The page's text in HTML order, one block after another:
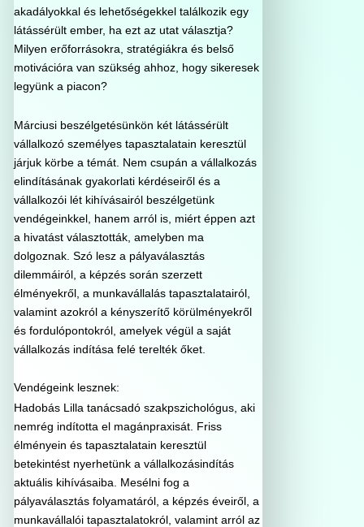
akadályokkal és lehetőségekkel találkozik egy
látássérült ember, ha ezt az utat választja?
Milyen erőforrásokra, stratégiákra és belső
motivációra van szükség ahhoz, hogy sikeresek
legyünk a piacon?
Márciusi beszélgetésünkön két látássérült
vállalkozó személyes tapasztalatain keresztül
járjuk körbe a témát. Nem csupán a vállalkozás
elindításának gyakorlati kérdéseiről és a
vállalkozói lét kihívásairól beszélgetünk
vendégeinkkel, hanem arról is, miért éppen azt
a hivatást választották, amelyben ma
dolgoznak. Szó lesz a pályaválasztás
dilemmáiról, a képzés során szerzett
élményekről, a munkavállalás tapasztalatairól,
valamint azokról a kényszerítő körülményekről
és fordulópontokról, amelyek végül a saját
vállalkozás indítása felé terelték őket.
Vendégeink lesznek:
Hadobás Lilla tanácsadó szakpszichológus, aki
nemrég indította el magánpraxisát. Friss
élményein és tapasztalatain keresztül
betekintést nyerhetünk a vállalkozásindítás
aktuális kihívásaiba. Mesélni fog a
pályaválasztás folyamatáról, a képzés éveiről, a
munkavállalói tapasztalatokról, valamint arról az